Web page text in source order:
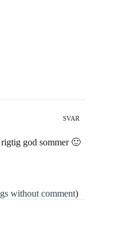
SVAR
god sommer 🙂
without comment)